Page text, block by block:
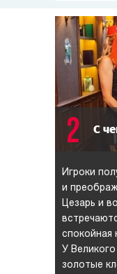
2 С
Игроки
и
Цезарь и
спокойная
У
золотые